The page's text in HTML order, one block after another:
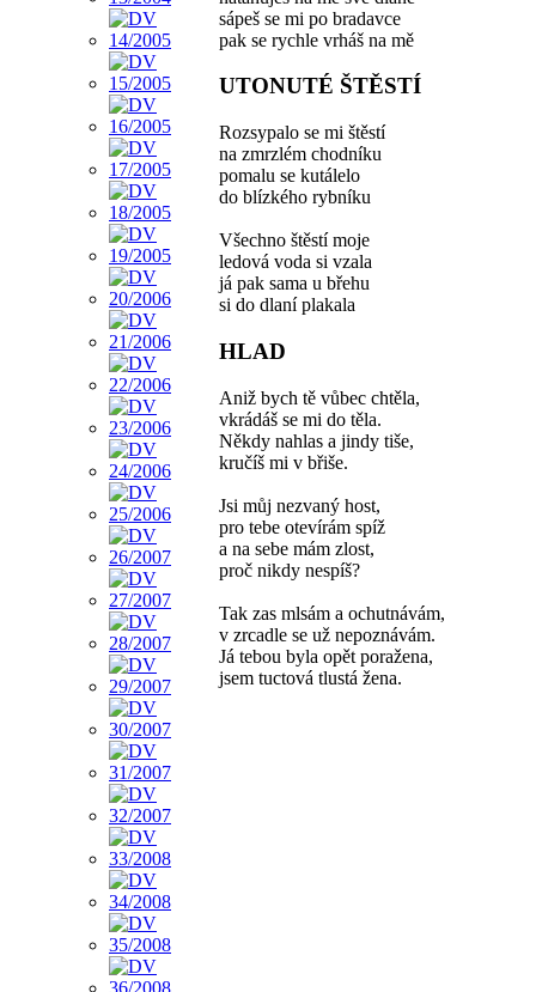
sápeš se mi po bradavce
pak se rychle vrháš na mě
UTONUTÉ ŠTĚSTÍ
Rozsypalo se mi štěstí
na zmrzlém chodníku
pomalu se kutálelo
do blízkého rybníku
Všechno štěstí moje
ledová voda si vzala
já pak sama u břehu
si do dlaní plakala
HLAD
Aniž bych tě vůbec chtěla,
vkrádáš se mi do těla.
Někdy nahlas a jindy tiše,
kručíš mi v břiše.
Jsi můj nezvaný host,
pro tebe otevírám spíž
a na sebe mám zlost,
proč nikdy nespíš?
Tak zas mlsám a ochutnávám,
v zrcadle se už nepoznávám.
Já tebou byla opět poražena,
jsem tuctová tlustá žena.